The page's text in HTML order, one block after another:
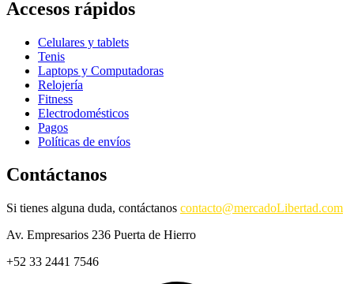
Accesos rápidos
Celulares y tablets
Tenis
Laptops y Computadoras
Relojería
Fitness
Electrodomésticos
Pagos
Políticas de envíos
Contáctanos
Si tienes alguna duda, contáctanos contacto@mercadoLibertad.com
Av. Empresarios 236 Puerta de Hierro
+52 33 2441 7546